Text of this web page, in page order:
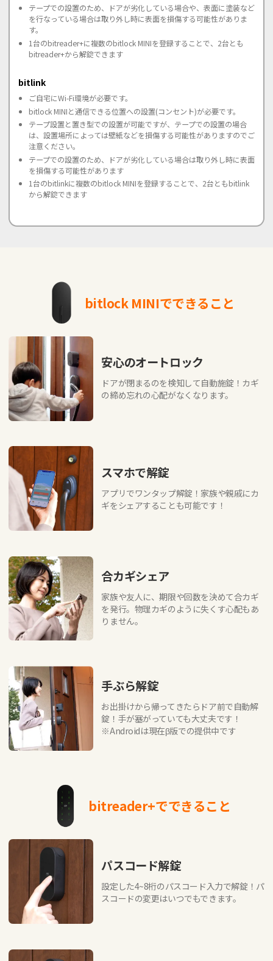
テープでの設置のため、ドアが劣化している場合や、表面に塗装など
を行なっている場合は取り外し時に表面を損傷する可能性がありま
す。
1台のbitreader+に複数のbitlock MINIを登録することで、2台とも
bitreader+から解錠できます
bitlink
ご自宅にWi-Fi環境が必要です。
bitlock MINIと通信できる位置への設置(コンセント)が必要です。
テープ設置と置き型での設置が可能ですが、テープでの設置の場合
は、設置場所によっては壁紙などを損傷する可能性がありますのでご
注意ください。
テープでの設置のため、ドアが劣化している場合は取り外し時に表面
を損傷する可能性があります
1台のbitlinkに複数のbitlock MINIを登録することで、2台ともbitlink
から解錠できます
bitlock MINIでできること
安心のオートロック
ドアが閉まるのを検知して自動施錠！カギ
の締め忘れの心配がなくなります。
スマホで解錠
アプリでワンタップ解錠！家族や親戚にカ
ギをシェアすることも可能です！
合カギシェア
家族や友人に、期限や回数を決めて合カギ
を発行。物理カギのように失くす心配もあ
りません。
手ぶら解錠
お出掛けから帰ってきたらドア前で自動解
錠！手が塞がっていても大丈夫です！
※Androidは現在β版での提供中です
bitreader+でできること
パスコード解錠
設定した4~8桁のパスコード入力で解錠！パ
スコードの変更はいつでもできます。